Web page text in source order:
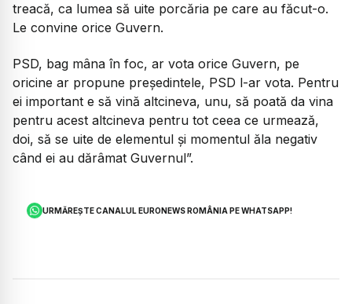
treacă, ca lumea să uite porcăria pe care au făcut-o.
Le convine orice Guvern.
PSD, bag mâna în foc, ar vota orice Guvern, pe
oricine ar propune președintele, PSD l-ar vota. Pentru
ei important e să vină altcineva, unu, să poată da vina
pentru acest altcineva pentru tot ceea ce urmează,
doi, să se uite de elementul și momentul ăla negativ
când ei au dărâmat Guvernul”.
URMĂREȘTE CANALUL EURONEWS ROMÂNIA PE WHATSAPP!